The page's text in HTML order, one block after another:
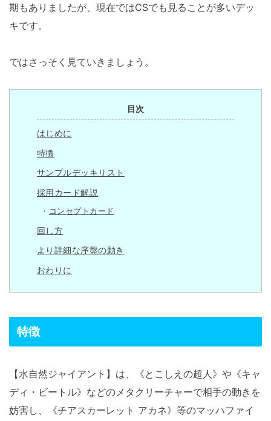
期もありましたが、現在ではCSでも見ることが多いデッ
キです。
ではさっそく見ていきましょう。
目次
はじめに
特徴
サンプルデッキリスト
採用カード解説
コンセプトカード
回し方
より詳細な序盤の動き
おわりに
特徴
【水自然ジャイアント】は、《とこしえの超人》や《キャ
ディ・ビートル》などのメタクリーチャーで相手の動きを
妨害し、《チアスカーレット アカネ》等のマッハファイ